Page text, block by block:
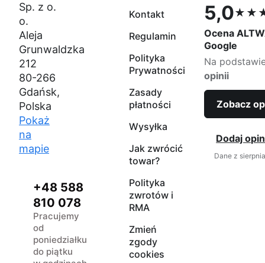
Sp. z o.
o.
Aleja
Grunwaldzka
212
80-266
Gdańsk,
Polska
Pokaż
na
mapie
+48 588
810 078
Pracujemy
od
poniedziałku
do piątku
Kontakt
Regulamin
Polityka
Prywatności
Zasady
płatności
Wysyłka
Jak zwrócić
towar?
Polityka
zwrotów i
RMA
Zmień
zgody
cookies
5,0
Ocena 5,0
Ocena
Google
Na
opinii
Zobacz
Dodaj
Dane z